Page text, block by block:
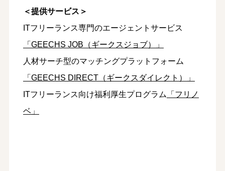
＜提供サービス＞
ITフリーランス専門のエージェントサービス
「GEECHS JOB（ギークスジョブ）」
⼈材サーチ型のマッチングプラットフォーム
「GEECHS DIRECT（ギークスダイレクト）」
ITフリーランス向け福利厚生プログラム
「フリノ
ベ」